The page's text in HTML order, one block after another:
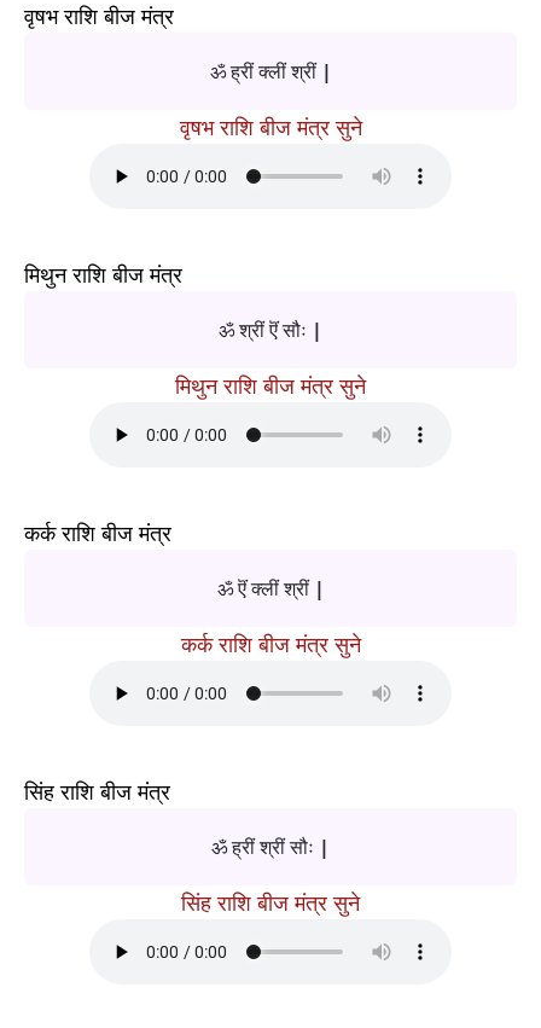
वृषभ राशि बीज मंत्र
ॐ ह्रीं क्लीं श्रीं |
वृषभ राशि बीज मंत्र सुने
मिथुन राशि बीज मंत्र
ॐ श्रीं ऎं सौः |
मिथुन राशि बीज मंत्र सुने
कर्क राशि बीज मंत्र
ॐ ऎं क्लीं श्रीं |
कर्क राशि बीज मंत्र सुने
सिंह राशि बीज मंत्र
ॐ ह्रीं श्रीं सौः |
सिंह राशि बीज मंत्र सुने